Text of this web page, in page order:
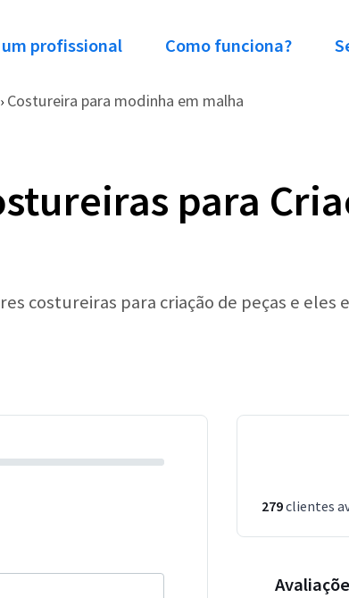
profissional Como funciona?
› Costureira para modinha em malha
para
costureiras para criação de peças e
279clientes